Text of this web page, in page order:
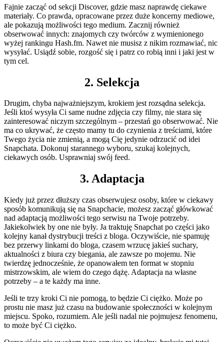
Fajnie zacząć od sekcji Discover, gdzie masz naprawdę ciekawe
materiały. Co prawda, opracowane przez duże koncerny mediowe,
ale pokazują możliwości tego medium. Zacznij również
obserwować innych: znajomych czy twórców z wymienionego
wyżej rankingu Hash.fm. Nawet nie musisz z nikim rozmawiać, nic
wysyłać. Usiądź sobie, rozgość się i patrz co robią inni i jaki jest w
tym cel.
2. Selekcja
Drugim, chyba najważniejszym, krokiem jest rozsądna selekcja.
Jeśli ktoś wysyła Ci same nudne zdjęcia czy filmy, nie stara się
zainteresować niczym szczególnym – przestań go obserwować. Nie
ma co ukrywać, że często mamy tu do czynienia z treściami, które
Twego życia nie zmienią, a mogą Cię jedynie odrzucić od idei
Snapchata. Dokonuj starannego wyboru, szukaj kolejnych,
ciekawych osób. Usprawniaj swój feed.
3. Adaptacja
Kiedy już przez dłuższy czas obserwujesz osoby, które w ciekawy
sposób komunikują się na Snapchacie, możesz zacząć główkować
nad adaptacją możliwości tego serwisu na Twoje potrzeby.
Jakiekolwiek by one nie były. Ja traktuję Snapchat po części jako
kolejny kanał dystrybucji treści z bloga. Oczywiście, nie spamuję
bez przerwy linkami do bloga, czasem wrzucę jakieś suchary,
aktualności z biura czy biegania, ale zawsze po mojemu. Nie
twierdzę jednocześnie, że opanowałem ten format w stopniu
mistrzowskim, ale wiem do czego dążę. Adaptacja na własne
potrzeby – a te każdy ma inne.
Jeśli te trzy kroki Ci nie pomogą, to będzie Ci ciężko. Może po
prostu nie masz już czasu na budowanie społeczności w kolejnym
miejscu. Spoko, rozumiem. Ale jeśli nadal nie pojmujesz fenomenu,
to może być Ci ciężko.